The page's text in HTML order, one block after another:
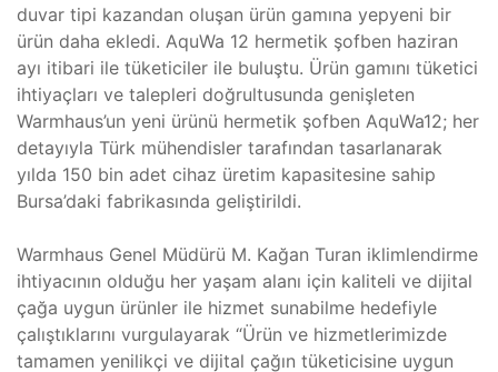
duvar tipi kazandan oluşan ürün gamına yepyeni bir
ürün daha ekledi. AquWa 12 hermetik şofben haziran
ayı itibari ile tüketiciler ile buluştu. Ürün gamını tüketici
ihtiyaçları ve talepleri doğrultusunda genişleten
Warmhaus’un yeni ürünü hermetik şofben AquWa12; her
detayıyla Türk mühendisler tarafından tasarlanarak
yılda 150 bin adet cihaz üretim kapasitesine sahip
Bursa’daki fabrikasında geliştirildi.
Warmhaus Genel Müdürü M. Kağan Turan iklimlendirme
ihtiyacının olduğu her yaşam alanı için kaliteli ve dijital
çağa uygun ürünler ile hizmet sunabilme hedefiyle
çalıştıklarını vurgulayarak “Ürün ve hizmetlerimizde
tamamen yenilikçi ve dijital çağın tüketicisine uygun